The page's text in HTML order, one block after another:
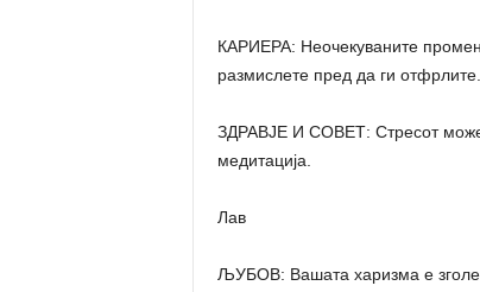
КАРИЕРА: Неочекуваните
размислете пред да ги
ЗДРАВЈЕ И СОВЕТ: Стресот може
медитација.
Лав
ЉУБОВ: Вашата харизма е